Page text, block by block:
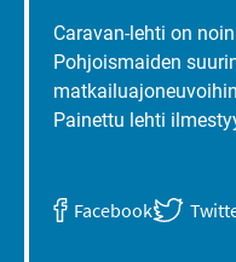
Caravan-lehti on
Pohjoismaiden
Painettu lehti
Facebook